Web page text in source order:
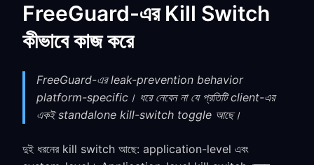
FreeGuard-এর Kill Switch
কীভাবে কাজ করে
FreeGuard-এর leak-prevention behavior
platform-specific। ধরে নেবেন না যে প্রতিটি client-এর
একই standalone kill-switch toggle আছে।
দুই ধরনের kill switch আছে: application-level এবং